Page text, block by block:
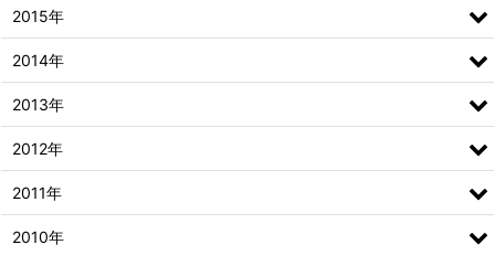
2015年
2014年
2013年
2012年
2011年
2010年